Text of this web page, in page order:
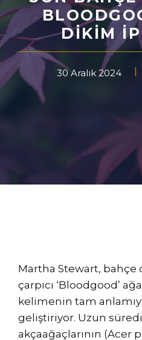
DIKIM
30 Aralık 2024
Martha Stewart,
çarpıcı ‘Bloodgood’
kelimenin tam
geliştiriyor. Uzun
akçaağaçlarının (Acer